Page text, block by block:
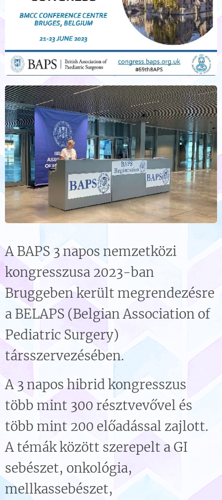
A BAPS 3 napos nemzetközi
kongresszusa 2023-ban
Bruggeben került megrendezésre
a BELAPS (Belgian Association of
Pediatric Surgery)
társszervezésében.
A 3 napos hibrid kongresszus
több mint 300 résztvevővel és
több mint 200 előadással zajlott.
A témák között szerepelt a GI
sebészet, onkológia,
mellkassebészet,